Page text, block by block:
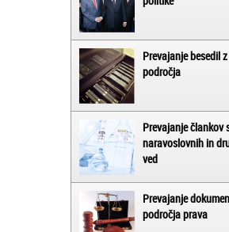
Prevajanje besedil
področja
Prevajanje člankov
naravoslovnih in
ved
Prevajanje
področja prava